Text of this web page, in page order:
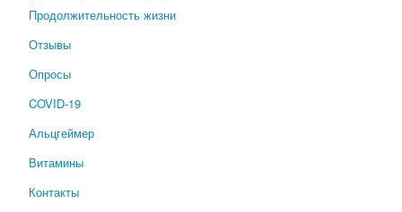
Продолжительность жизни
Отзывы
Опросы
COVID-19
Альцгеймер
Витамины
Контакты